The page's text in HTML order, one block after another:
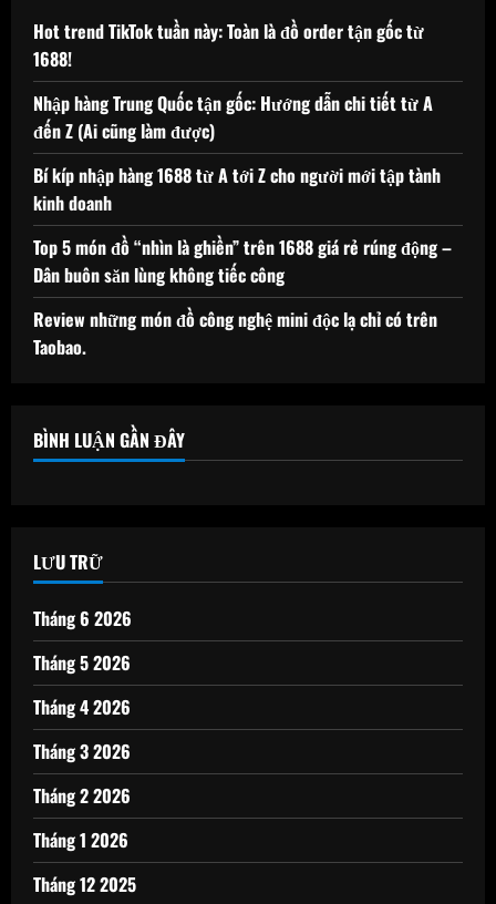
Hot trend TikTok tuần này: Toàn là đồ order tận gốc từ
1688!
Nhập hàng Trung Quốc tận gốc: Hướng dẫn chi tiết từ A
đến Z (Ai cũng làm được)
Bí kíp nhập hàng 1688 từ A tới Z cho người mới tập tành
kinh doanh
Top 5 món đồ “nhìn là ghiền” trên 1688 giá rẻ rúng động –
Dân buôn săn lùng không tiếc công
Review những món đồ công nghệ mini độc lạ chỉ có trên
Taobao.
BÌNH LUẬN GẦN ĐÂY
LƯU TRỮ
Tháng 6 2026
Tháng 5 2026
Tháng 4 2026
Tháng 3 2026
Tháng 2 2026
Tháng 1 2026
Tháng 12 2025